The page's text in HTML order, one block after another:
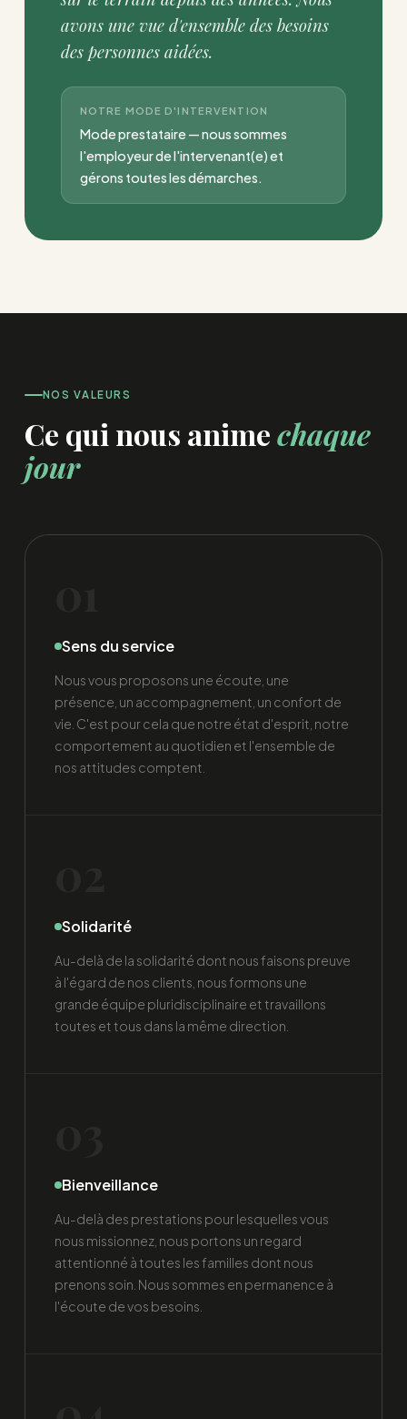
avons une vue d'ensemble des besoins
des personnes aidées.
NOTRE MODE D'INTERVENTION
Mode prestataire — nous sommes
l'employeur de l'intervenant(e) et
gérons toutes les démarches.
NOS VALEURS
Ce qui nous animechaque
jour
Sens du service
Nous vous proposons une écoute, une
présence, un accompagnement, un confort de
vie. C'est pour cela que notre état d'esprit, notre
comportement au quotidien et l'ensemble de
nos attitudes comptent.
Solidarité
Au-delà de la solidarité dont nous faisons preuve
à l'égard de nos clients, nous formons une
grande équipe pluridisciplinaire et travaillons
toutes et tous dans la même direction.
Bienveillance
Au-delà des prestations pour lesquelles vous
nous missionnez, nous portons un regard
attentionné à toutes les familles dont nous
prenons soin. Nous sommes en permanence à
l'écoute de vos besoins.